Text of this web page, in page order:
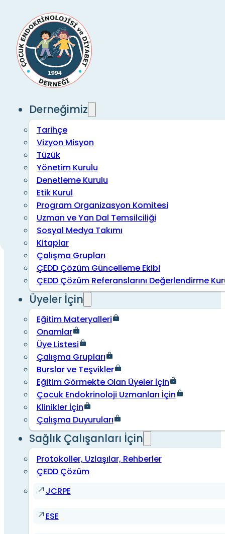
Derneğimiz
Tarihçe
Vizyon Misyon
Tüzük
Yönetim Kurulu
Denetleme Kurulu
Etik Kurul
Program Organizasyon Komitesi
Uzman ve Yan Dal Temsilciliği
Sosyal Medya Takımı
Kitaplar
Çalışma Grupları
ÇEDD Çözüm Güncelleme Ekibi
ÇEDD Çözüm Referanslarını Değerlendirme
Üyeler İçin
Eğitim Materyalleri
Onamlar
Üye Listesi
Çalışma Grupları
Burslar ve Teşvikler
Eğitim Görmekte Olan Üyeler İçin
Çocuk Endokrinoloji Uzmanları İçin
Klinikler İçin
Çalışma Duyuruları
Sağlık Çalışanları İçin
Protokoller, Uzlaşılar, Rehberler
ÇEDD Çözüm
JCRPE
ESE